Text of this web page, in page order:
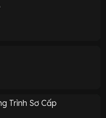
Trình Sơ Cấp